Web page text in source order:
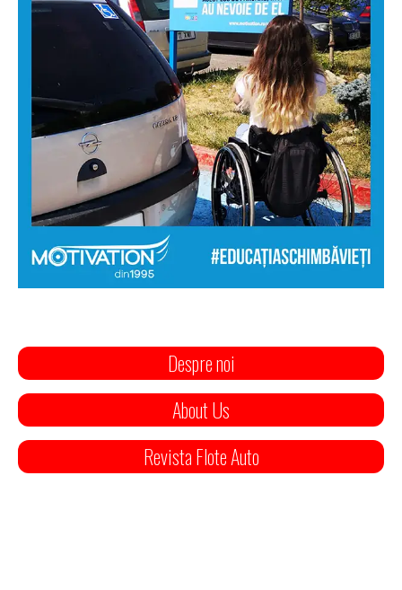
Despre noi
About Us
Revista Flote Auto